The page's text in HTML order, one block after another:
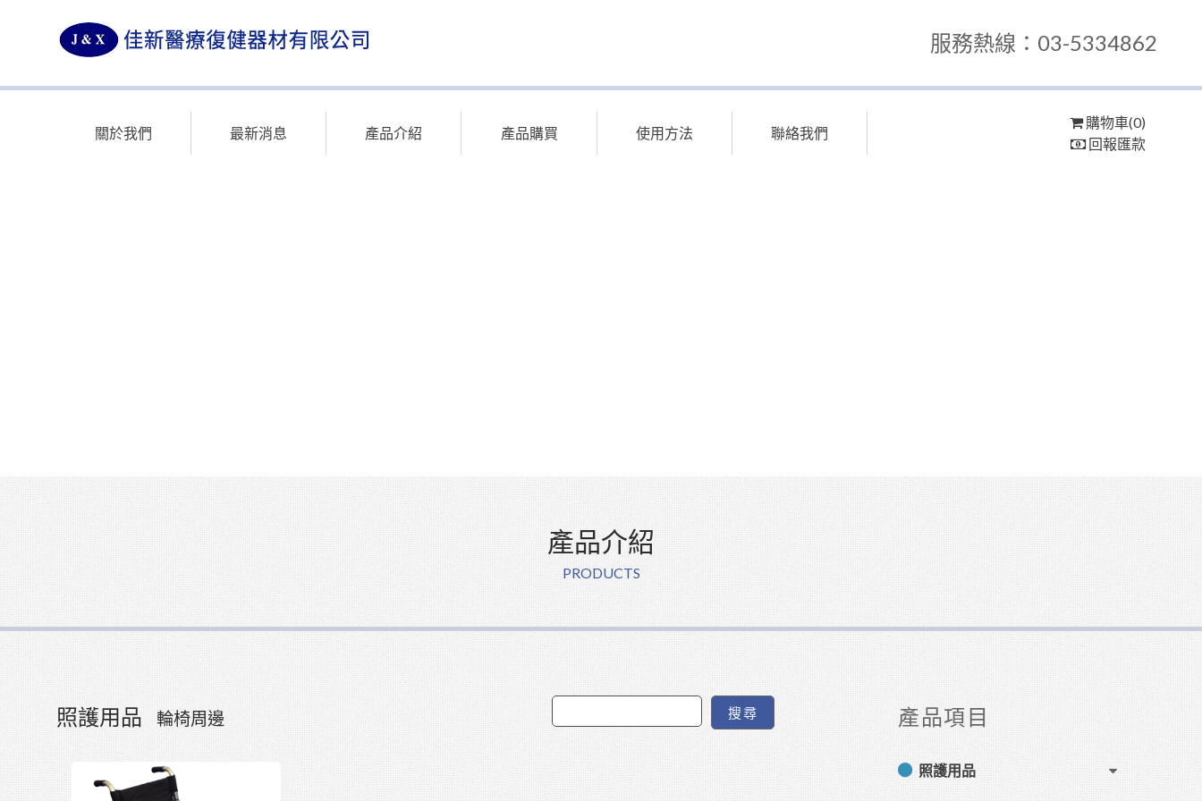
服務熱線：03-5334862
關於我們 最新消息 產品介紹 產品購買 使用方法 聯絡我們
購物車(0)
回報匯款
產品介紹
PRODUCTS
產品項目
照護用品
搜尋
照護用品 輪椅周邊